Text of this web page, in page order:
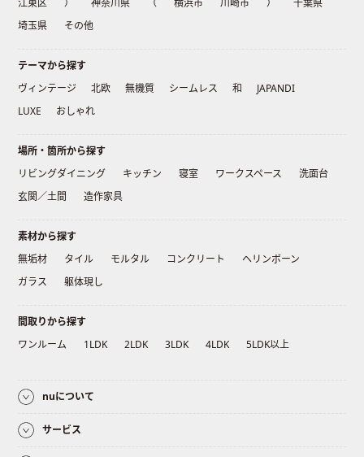
江東区
） 神奈川県 （ 横浜市 川崎市 ）
千葉県
埼玉県
その他
テーマから探す
ヴィンテージ
北欧 無機質 シームレス 和
JAPANDI
LUXE
おしゃれ
場所・箇所から探す
リビングダイニング
キッチン 寝室 ワークスペース
洗面台
玄関／土間
造作家具
素材から探す
無垢材
タイル モルタル コンクリート
ヘリンボーン
ガラス
躯体現し
間取りから探す
ワンルーム
1LDK 2LDK 3LDK 4LDK 5LDK以上
nuについて
サービス